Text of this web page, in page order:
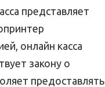
представляет
онлайн касса
закону о
предоставлять